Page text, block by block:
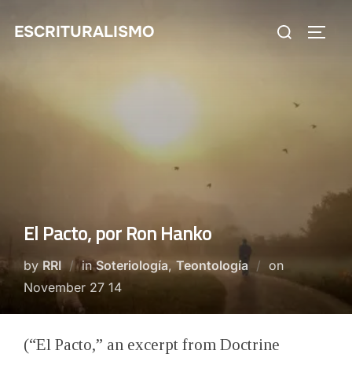
ESCRITURALISMO
Search
El Pacto, por Ron Hanko
by RRI inSoteriología, Teontología onPosted
November 27 14
(“El Pacto,” an excerpt from Doctrine